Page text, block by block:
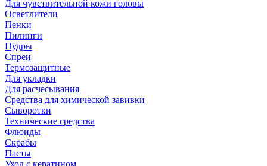
Для чувствительной кожи головы
Осветлители
Пенки
Пилинги
Пудры
Спреи
Термозащитные
Для укладки
Для расчесывания
Средства для химической завивки
Сыворотки
Технические средства
Флюиды
Скрабы
Пасты
Уход с кератином